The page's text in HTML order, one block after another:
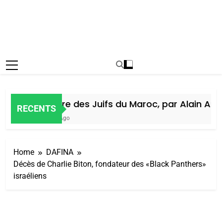
RECENTS
Histoire des Juifs du Maroc, par Alain Amiel
5 Jours Ago
Home
DAFINA
Décès de Charlie Biton, fondateur des «Black Panthers»
israéliens